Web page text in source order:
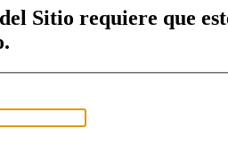
Sitio requiere que